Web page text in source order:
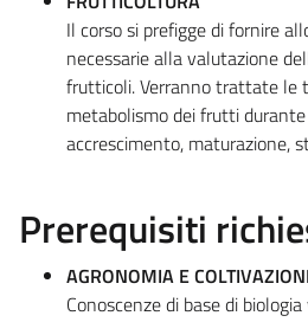
Il corso si prefigge di fornire
necessarie alla valutazione
frutticoli. Verranno trattate le
metabolismo dei frutti
accrescimento, maturazione,
Prerequisiti
AGRONOMIA E
Conoscenze di base di